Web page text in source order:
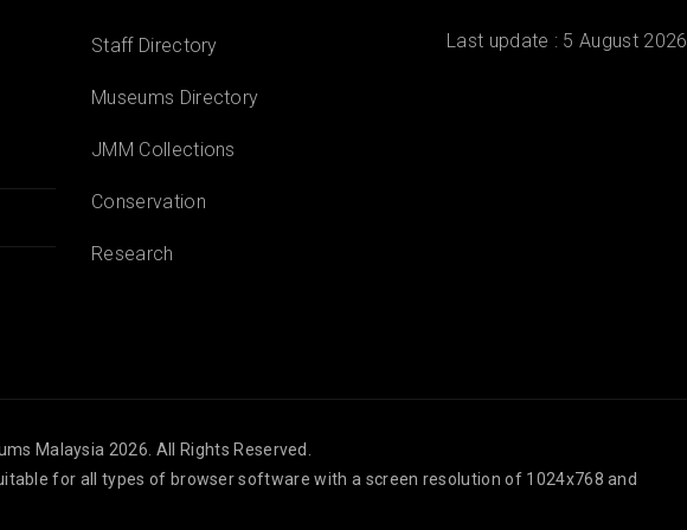
Staff Directory
Museums Directory
JMM Collections
Conservation
Research
Last update : 5 August 2026
Malaysia 2026. All Rights Reserved.
for all types of browser software with a screen resolution of 1024x768 and